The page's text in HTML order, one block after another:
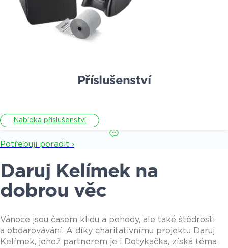
Příslušenství
Nabídka příslušenství
Potřebuji poradit ›
Daruj Kelímek na
dobrou věc
Vánoce jsou časem klidu a pohody, ale také štědrosti
a obdarovávání. A díky charitativnímu projektu Daruj
Kelímek, jehož partnerem je i Dotykačka, získá téma